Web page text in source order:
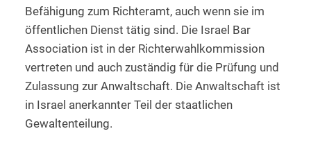
Befähigung zum Richteramt, auch wenn sie im
öffentlichen Dienst tätig sind. Die Israel Bar
Association ist in der Richterwahlkommission
vertreten und auch zuständig für die Prüfung und
Zulassung zur Anwaltschaft. Die Anwaltschaft ist
in Israel anerkannter Teil der staatlichen
Gewaltenteilung.